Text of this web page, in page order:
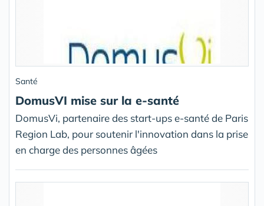
Santé
DomusVI mise sur la e-santé
DomusVi, partenaire des start-ups e-santé de Paris
Region Lab, pour soutenir l'innovation dans la prise
en charge des personnes âgées